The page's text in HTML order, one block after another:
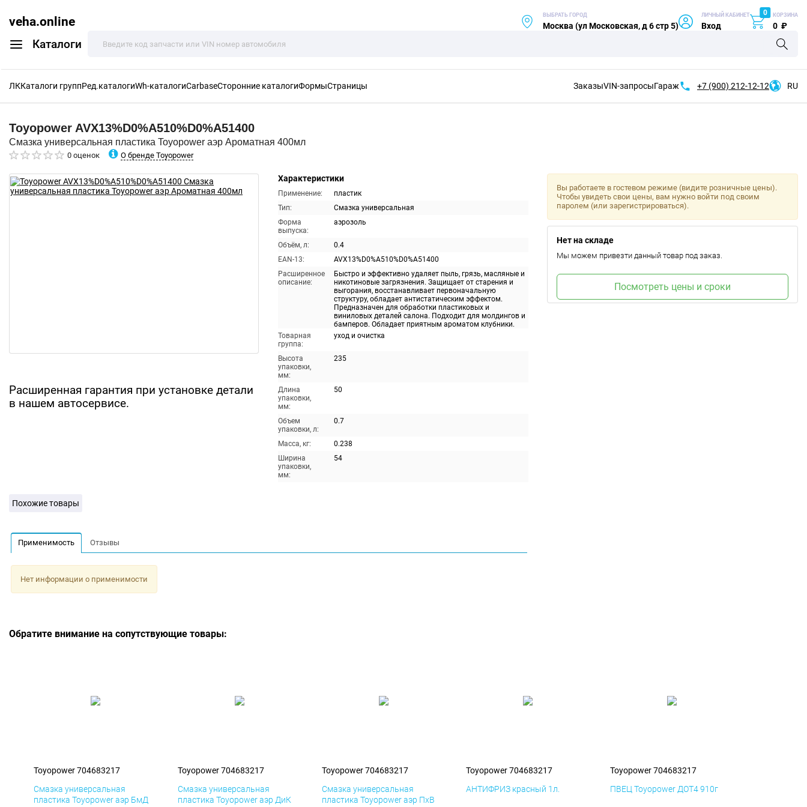
veha.online
Каталоги
ВЫБРАТЬ ГОРОД
Москва (ул Московская, д 6 стр 5)
ЛИЧНЫЙ КАБИНЕТ
Вход
0 КОРЗИНА
0 ₽
ЛККаталоги группРед.каталогиWh-каталогиCarbaseСторонние каталогиФормыСтраницы ЗаказыVIN-запросыГараж +7 (900) 212-12-12 RU
Toyopower AVX13%D0%A510%D0%A51400
Смазка универсальная пластика Toyopower аэр Ароматная 400мл
0 оценок О бренде Toyopower
Расширенная гарантия при установке детали
в нашем автосервисе.
Характеристики
Применение:
пластик
Тип:
Смазка универсальная
Форма
выпуска:
аэрозоль
Объём, л:
0.4
EAN-13:
AVX13%D0%A510%D0%A51400
Расширенное
описание:
Быстро и эффективно удаляет пыль, грязь, масляные и
никотиновые загрязнения. Защищает от старения и
выгорания, восстанавливает первоначальную
структуру, обладает антистатическим эффектом.
Предназначен для обработки пластиковых и
виниловых деталей салона. Подходит для молдингов и
бамперов. Обладает приятным ароматом клубники.
Товарная
группа:
уход и очистка
Высота
упаковки,
мм:
235
Длина
упаковки,
мм:
50
Объем
упаковки, л:
0.7
Масса, кг:
0.238
Ширина
упаковки,
мм:
54
Вы работаете в гостевом режиме (видите розничные цены).
Чтобы увидеть свои цены, вам нужно войти под своим
паролем (или зарегистрироваться).
Нет на складе
Мы можем привезти данный товар под заказ.
Посмотреть цены и сроки
Похожие товары
Применимость Отзывы
Нет информации о применимости
Обратите внимание на сопутствующие товары:
Toyopower 704683217
Смазка универсальная
пластика Toyopower аэр БмД
Toyopower 704683217
Смазка универсальная
пластика Toyopower аэр ДиК
Toyopower 704683217
Смазка универсальная
пластика Toyopower аэр ПхВ
Toyopower 704683217
АНТИФРИЗ красный 1л.
Toyopower 704683217
ПВЕЦ Toyopower ДОТ4 910г